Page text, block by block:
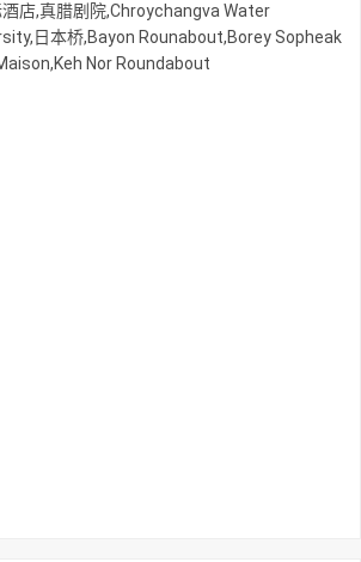
店,真腊剧院,Chroychangva Water
日本桥,Bayon Rounabout,Borey Sopheak
Nor Roundabout